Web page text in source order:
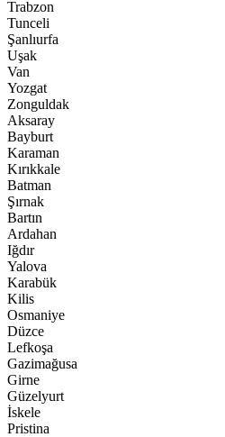
Trabzon
Tunceli
Şanlıurfa
Uşak
Van
Yozgat
Zonguldak
Aksaray
Bayburt
Karaman
Kırıkkale
Batman
Şırnak
Bartın
Ardahan
Iğdır
Yalova
Karabük
Kilis
Osmaniye
Düzce
Lefkoşa
Gazimağusa
Girne
Güzelyurt
İskele
Pristina